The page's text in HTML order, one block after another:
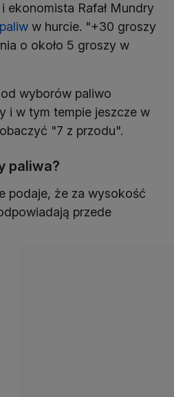
ekonomista Rafał Mundry
w hurcie. "+30 groszy
o około 5 groszy w
wyborów paliwo
i w tym tempie jeszcze w
"7 z przodu".
paliwa?
podaje, że za wysokość
przede